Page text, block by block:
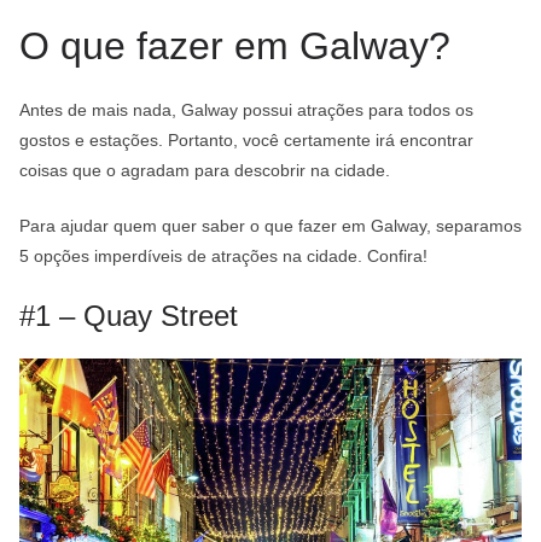
O que fazer em Galway?
Antes de mais nada, Galway possui atrações para todos os
gostos e estações. Portanto, você certamente irá encontrar
coisas que o agradam para descobrir na cidade.
Para ajudar quem quer saber o que fazer em Galway, separamos
5 opções imperdíveis de atrações na cidade. Confira!
#1 – Quay Street